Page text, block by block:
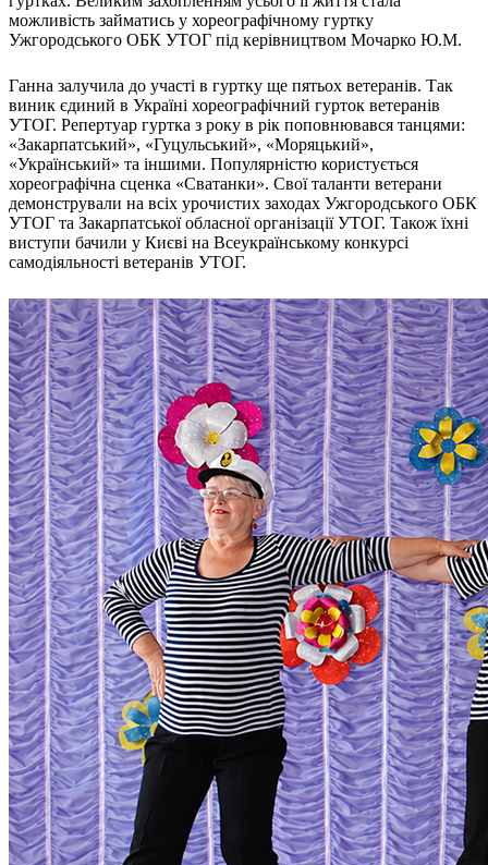
можливість займатись у хореографічному гуртку
Ужгородського ОБК УТОГ під керівництвом Мочарко Ю.М.
Ганна залучила до участі в гуртку ще пятьох ветеранів. Так
виник єдиний в Україні хореографічний гурток ветеранів
УТОГ. Репертуар гуртка з року в рік поповнювався танцями:
«Закарпатський», «Гуцульський», «Моряцький»,
«Український» та іншими. Популярністю користується
хореографічна сценка «Сватанки». Свої таланти ветерани
демонстрували на всіх урочистих заходах Ужгородського ОБК
УТОГ та Закарпатської обласної організації УТОГ. Також їхні
виступи бачили у Києві на Всеукраїнському конкурсі
самодіяльності ветеранів УТОГ.